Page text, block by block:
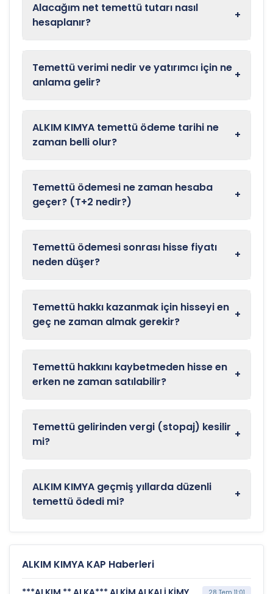
Alacağım net temettü tutarı nasıl
hesaplanır?
+
Temettü verimi nedir ve yatırımcı için ne
anlama gelir?
+
ALKIM KIMYA temettü ödeme tarihi ne
zaman belli olur?
+
Temettü ödemesi ne zaman hesaba
geçer? (T+2 nedir?)
+
Temettü ödemesi sonrası hisse fiyatı
neden düşer?
+
Temettü hakkı kazanmak için hisseyi en
geç ne zaman almak gerekir?
+
Temettü hakkını kaybetmeden hisse en
erken ne zaman satılabilir?
+
Temettü gelirinden vergi (stopaj) kesilir
mi?
+
ALKIM KIMYA geçmiş yıllarda düzenli
temettü ödedi mi?
+
ALKIM KIMYA KAP Haberleri